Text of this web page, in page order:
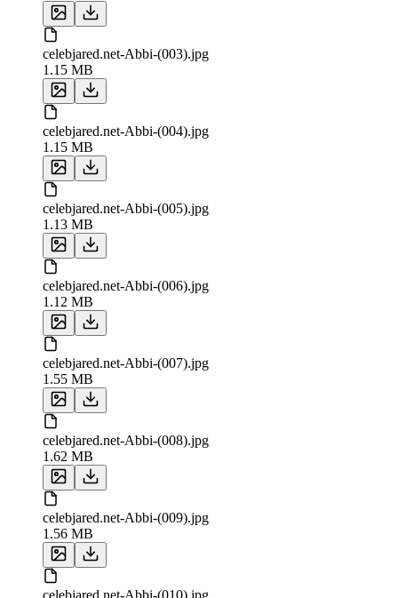
celebjared.net-Abbi-(003).jpg
1.15 MB
celebjared.net-Abbi-(004).jpg
1.15 MB
celebjared.net-Abbi-(005).jpg
1.13 MB
celebjared.net-Abbi-(006).jpg
1.12 MB
celebjared.net-Abbi-(007).jpg
1.55 MB
celebjared.net-Abbi-(008).jpg
1.62 MB
celebjared.net-Abbi-(009).jpg
1.56 MB
celebjared.net-Abbi-(010).jpg